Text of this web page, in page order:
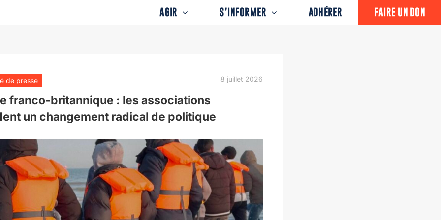
AGIR S’INFORMER ADHÉRER FAIRE UN DON
de presse 8 juillet 2026
franco-britannique : les associations
un changement radical de politique